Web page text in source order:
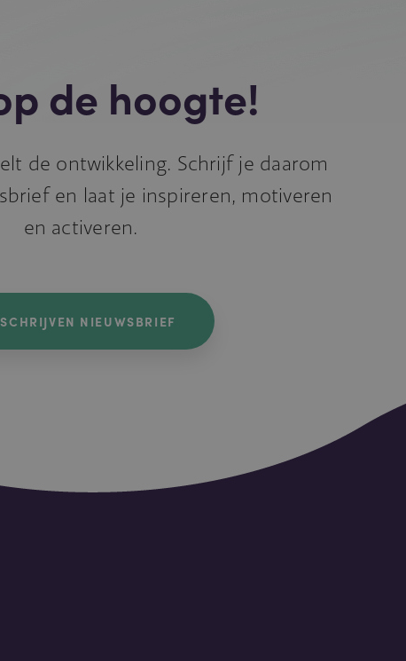
de hoogte!
de ontwikkeling. Schrijf je daarom
en laat je inspireren, motiveren
en activeren.
NIEUWSBRIEF